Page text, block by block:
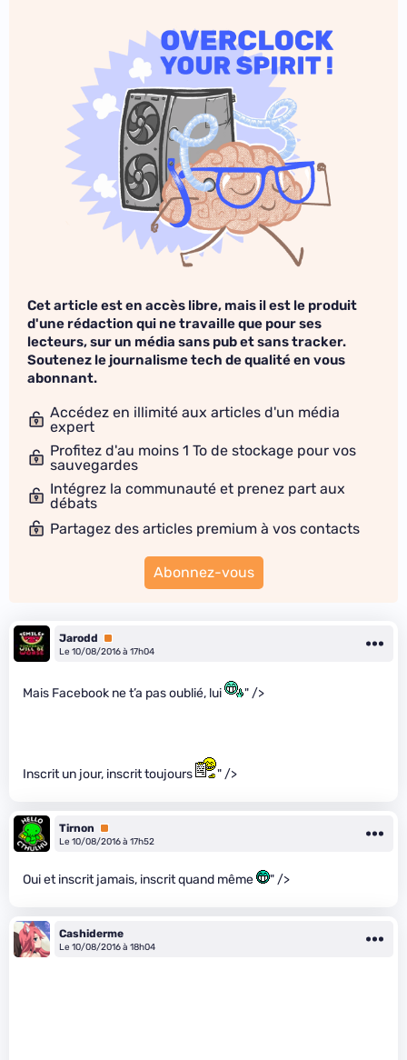
Cet article est en accès libre, mais il est le produit
d'une rédaction qui ne travaille que pour ses
lecteurs, sur un média sans pub et sans tracker.
Soutenez le journalisme tech de qualité en vous
abonnant.
Accédez en illimité aux articles d'un média
expert
Profitez d'au moins 1 To de stockage pour vos
sauvegardes
Intégrez la communauté et prenez part aux
débats
Partagez des articles premium à vos contacts
Abonnez-vous
Jarodd
Premium
Le 10/08/2016 à 17h04
Mais Facebook ne t’a pas oublié, lui " />
Inscrit un jour, inscrit toujours " />
Tirnon
Premium
Le 10/08/2016 à 17h52
Oui et inscrit jamais, inscrit quand même " />
Cashiderme
Le 10/08/2016 à 18h04